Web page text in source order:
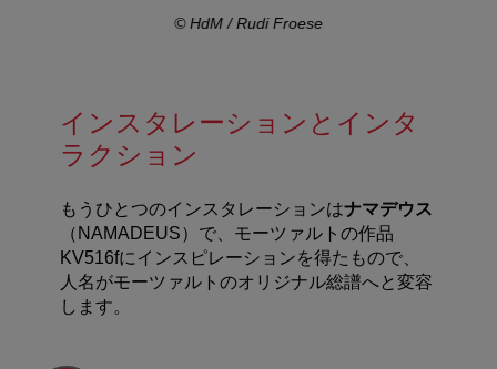
© HdM / Rudi Froese
インスタレーションとインタ
ラクション
もうひとつのインスタレーションはナマデウス
（NAMADEUS）で、モーツァルトの作品
KV516fにインスピレーションを得たもので、
人名がモーツァルトのオリジナル総譜へと変容
します。